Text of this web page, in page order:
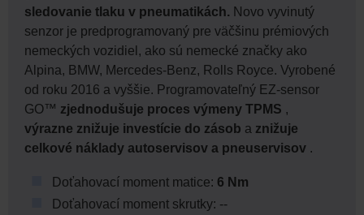
sledovanie tlaku v pneumatikách. Novo vyvinutý
senzor je predprogramovaný pre väčšinu prémiových
nemeckých vozidiel, ako sú nemecké značky ako
Alpina, BMW, Mercedes-Benz, Rolls Royce. Vyrobené
od roku 2016 a vyššie. Programovateľný EZ-sensor
GO™ zjednodušuje proces výmeny TPMS ,
výrazne znižuje investície do zásob a znižuje
celkové náklady autoservisov a pneuservisov .
Doťahovací moment matice: 6 Nm
Doťahovací moment skrutky: --